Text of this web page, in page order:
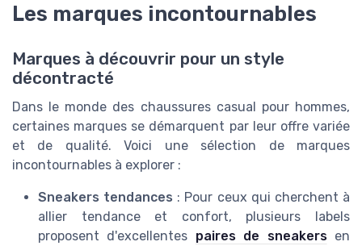
Les marques incontournables
Marques à découvrir pour un style
décontracté
Dans le monde des chaussures casual pour hommes,
certaines marques se démarquent par leur offre variée
et de qualité. Voici une sélection de marques
incontournables à explorer :
Sneakers tendances : Pour ceux qui cherchent à
allier tendance et confort, plusieurs labels
proposent d'excellentes paires de sneakersen